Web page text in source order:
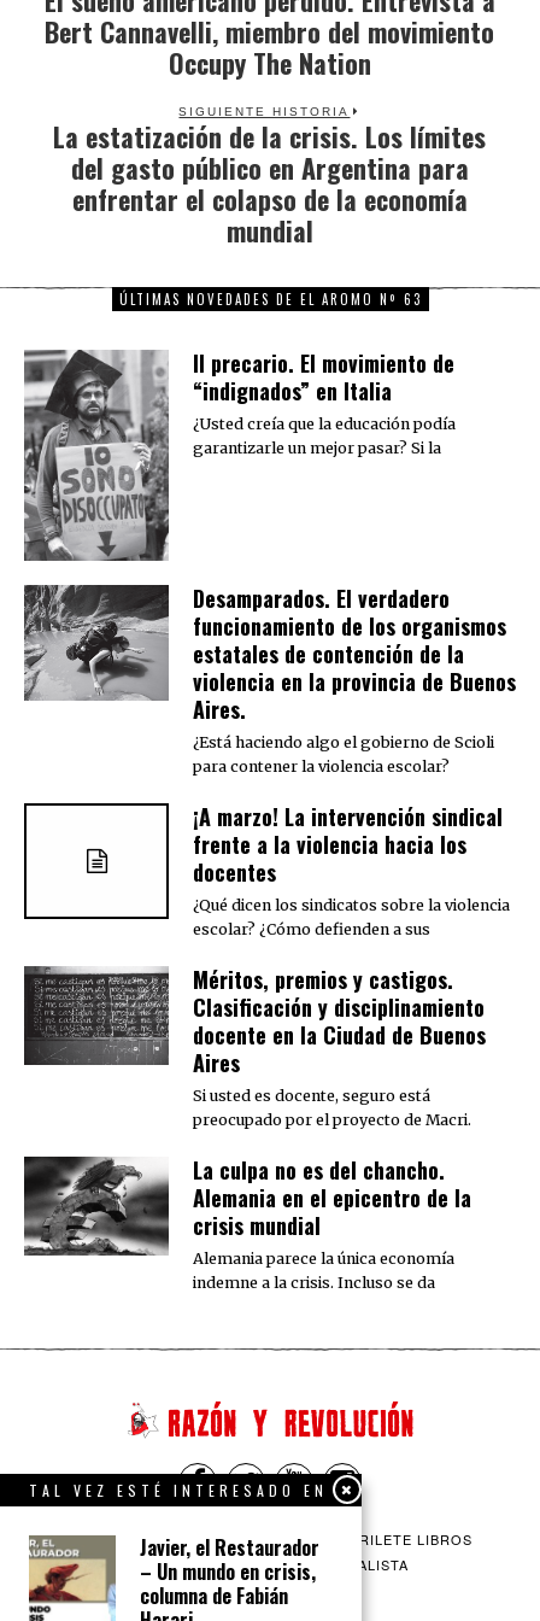
post:
Bert Cannavelli, miembro del movimiento
Occupy The Nation
SIGUIENTE HISTORIA
Next
post:
La estatización de la crisis. Los límites
del gasto público en Argentina para
enfrentar el colapso de la economía
mundial
ÚLTIMAS NOVEDADES DE EL AROMO Nº 63
Il precario. El movimiento de
“indignados” en Italia
¿Usted creía que la educación podía
garantizarle un mejor pasar? Si la
Desamparados. El verdadero
funcionamiento de los organismos
estatales de contención de la
violencia en la provincia de Buenos
Aires.
¿Está haciendo algo el gobierno de Scioli
para contener la violencia escolar?
¡A marzo! La intervención sindical
frente a la violencia hacia los
docentes
¿Qué dicen los sindicatos sobre la violencia
escolar? ¿Cómo defienden a sus
Méritos, premios y castigos.
Clasificación y disciplinamiento
docente en la Ciudad de Buenos
Aires
Si usted es docente, seguro está
preocupado por el proyecto de Macri.
La culpa no es del chancho.
Alemania en el epicentro de la
crisis mundial
Alemania parece la única economía
indemne a la crisis. Incluso se da
QUIENES SOMOS CONTACTO
BARRILETE LIBROS
CEICS
ENGLISH VÍA SOCIALISTA
TAL VEZ ESTÉ INTERESADO EN
Javier, el Restaurador
– Un mundo en crisis,
columna de Fabián